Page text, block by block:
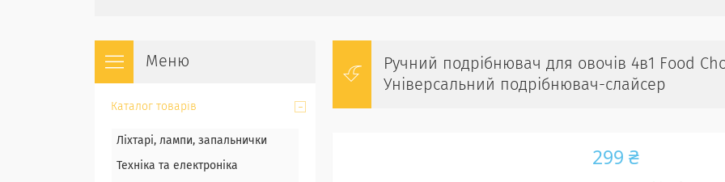
Ручний подрібнювач для овочів 4в1 Food
Універсальний подрібнювач-слайсер
299 ₴
Каталог товарів
Ліхтарі, лампи, запальнички
Техніка та електроніка